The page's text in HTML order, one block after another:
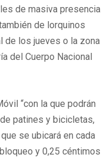
de masiva presencia
de lorquinos
de los jueves o la zona
del Cuerpo Nacional
“con la que podrán
patines y bicicletas,
se ubicará en cada
y 0,25 céntimos